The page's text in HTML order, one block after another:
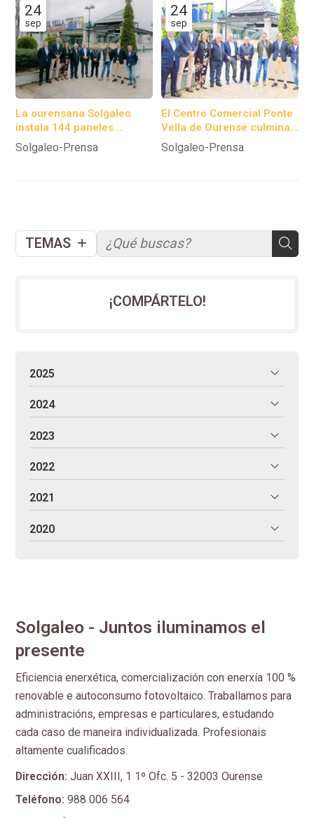
TEMAS
24
sep
La ourensana Solgaleo
instala 144 paneles
solares en el centro
comercial Ponte Vella.
Solgaleo-Prensa
24
sep
El Centro Comercial Ponte
Vella de Ourense culmina
el proceso de instalación
de 144 paneles
Solgaleo-Prensa
¡COMPÁRTELO!
2025
2024
2023
2022
2021
2020
Solgaleo - Juntos iluminamos el
presente
Eficiencia enerxética, comercialización con enerxía 100 %
renovable e autoconsumo fotovoltaico. Traballamos para
administracións, empresas e particulares, estudando
cada caso de maneira individualizada. Profesionais
altamente cualificados.
Dirección: Juan XXIII, 1 1º Ofc. 5 - 32003 Ourense
Teléfono: 988 006 564